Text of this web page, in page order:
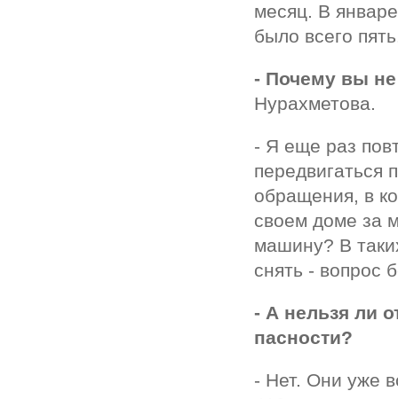
месяц. В
было всего
- Почему вы
Нурахметова.
- Я еще раз
передвигаться
обращения, в
своем доме за
машину? В
снять - вопрос
- А нельзя ли
пасности?
- Нет. Они уже